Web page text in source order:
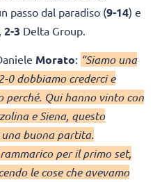
passo dal paradiso (9-14) e
2-3 Delta Group.
Morato: “Siamo una
0 dobbiamo crederci e
Qui hanno vinto con
e Siena, questo
buona partita.
per il primo set,
le cose che avevamo